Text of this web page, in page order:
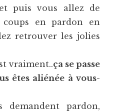
puis vous allez de
en pardon en
retrouver les jolies
vraiment..ça se passe
êtes aliénée à vous-
pardon,